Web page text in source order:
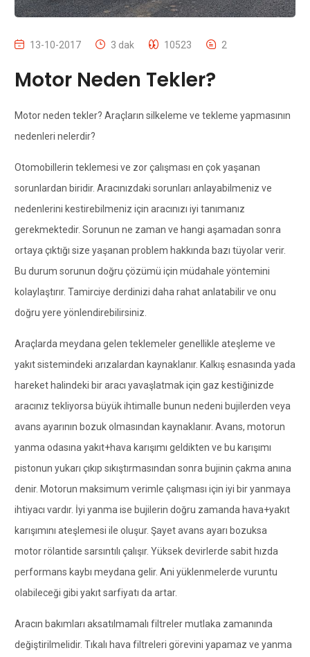
13-10-2017 3 dak 10523 2
Motor Neden Tekler?
Motor neden tekler? Araçların silkeleme ve tekleme yapmasının
nedenleri nelerdir?
Otomobillerin teklemesi ve zor çalışması en çok yaşanan
sorunlardan biridir. Aracınızdaki sorunları anlayabilmeniz ve
nedenlerini kestirebilmeniz için aracınızı iyi tanımanız
gerekmektedir. Sorunun ne zaman ve hangi aşamadan sonra
ortaya çıktığı size yaşanan problem hakkında bazı tüyolar verir.
Bu durum sorunun doğru çözümü için müdahale yöntemini
kolaylaştırır. Tamirciye derdinizi daha rahat anlatabilir ve onu
doğru yere yönlendirebilirsiniz.
Araçlarda meydana gelen teklemeler genellikle ateşleme ve
yakıt sistemindeki arızalardan kaynaklanır. Kalkış esnasında yada
hareket halindeki bir aracı yavaşlatmak için gaz kestiğinizde
aracınız tekliyorsa büyük ihtimalle bunun nedeni bujilerden veya
avans ayarının bozuk olmasından kaynaklanır. Avans, motorun
yanma odasına yakıt+hava karışımı geldikten ve bu karışımı
pistonun yukarı çıkıp sıkıştırmasından sonra bujinin çakma anına
denir. Motorun maksimum verimle çalışması için iyi bir yanmaya
ihtiyacı vardır. İyi yanma ise bujilerin doğru zamanda hava+yakıt
karışımını ateşlemesi ile oluşur. Şayet avans ayarı bozuksa
motor rölantide sarsıntılı çalışır. Yüksek devirlerde sabit hızda
performans kaybı meydana gelir. Ani yüklenmelerde vuruntu
olabileceği gibi yakıt sarfiyatı da artar.
Aracın bakımları aksatılmamalı filtreler mutlaka zamanında
değiştirilmelidir. Tıkalı hava filtreleri görevini yapamaz ve yanma